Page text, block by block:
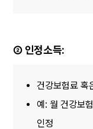
② 인정소득:
건강보험료 혹
예: 월 건강보
인정